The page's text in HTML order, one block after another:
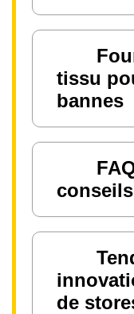
tissu
bannes
de